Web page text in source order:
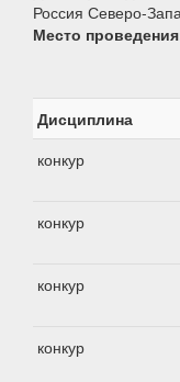
Россия Северо-
Место
Дисциплина
конкур
конкур
конкур
конкур